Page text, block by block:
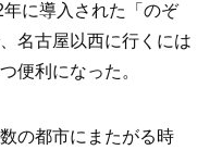
に導入された「のぞ
名古屋以西に行くには
便利になった。
の都市にまたがる時